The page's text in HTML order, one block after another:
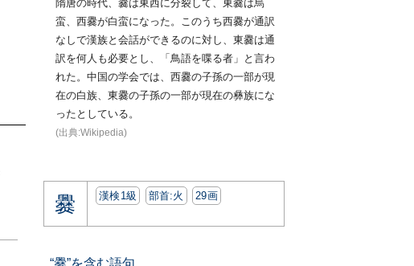
隋唐の時代、爨は東西に分裂して、東爨は烏
蛮、西爨が白蛮になった。このうち西爨が通訳
なしで漢族と会話ができるのに対し、東爨は通
訳を何人も必要とし、「鳥語を喋る者」と言わ
れた。中国の学会では、西爨の子孫の一部が現
在の白族、東爨の子孫の一部が現在の彝族にな
ったとしている。
(出典:Wikipedia)
爨 漢検1級 部首:⽕ 29画